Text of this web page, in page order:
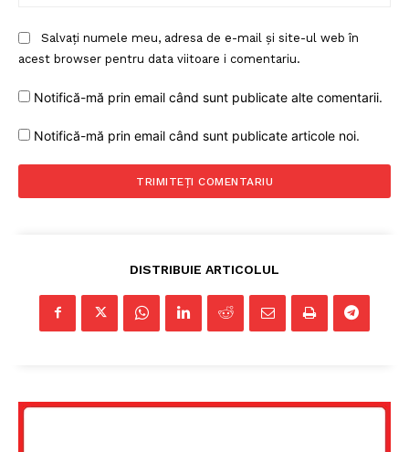
Salvați numele meu, adresa de e-mail și site-ul web în
acest browser pentru data viitoare i comentariu.
Notifică-mă prin email când sunt publicate alte comentarii.
Notifică-mă prin email când sunt publicate articole noi.
DISTRIBUIE ARTICOLUL